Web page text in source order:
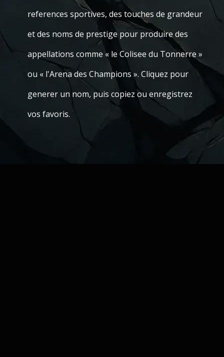
references sportives, des touches de grandeur
et des noms de prestige pour produire des
appellations comme « le Colisee du Tonnerre »
ou « l'Arena des Champions ». Cliquez pour
generer un nom, puis copiez ou enregistrez
vos favoris.